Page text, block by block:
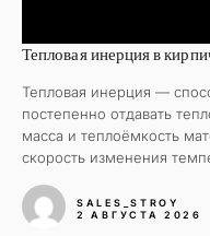
Тепловая инерция в
Тепловая инерция —
постепенно отдавать
масса и теплоёмкость
скорость изменения
SALES_STROY
2 АВГУСТА 2026